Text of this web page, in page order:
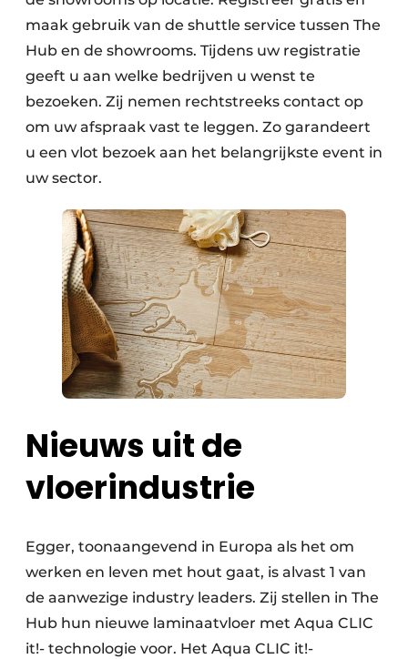
maak gebruik van de shuttle service tussen The
Hub en de showrooms. Tijdens uw registratie
geeft u aan welke bedrijven u wenst te
bezoeken. Zij nemen rechtstreeks contact op
om uw afspraak vast te leggen. Zo garandeert
u een vlot bezoek aan het belangrijkste event in
uw sector.
Nieuws uit de
vloerindustrie
Egger, toonaangevend in Europa als het om
werken en leven met hout gaat, is alvast 1 van
de aanwezige industry leaders. Zij stellen in The
Hub hun nieuwe laminaatvloer met Aqua CLIC
it!- technologie voor. Het Aqua CLIC it!-